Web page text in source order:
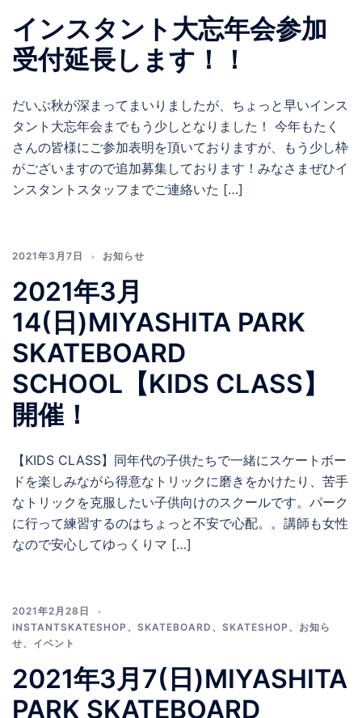
インスタント大忘年会参加
受付延長します！！
だいぶ秋が深まってまいりましたが、ちょっと早いインス
タント大忘年会までもう少しとなりました！ 今年もたく
さんの皆様にご参加表明を頂いておりますが、もう少し枠
がございますので追加募集しております！みなさまぜひイ
ンスタントスタッフまでご連絡いた […]
2021年3月7日 お知らせ
2021年3月
14(日)MIYASHITA PARK
SKATEBOARD
SCHOOL【KIDS CLASS】
開催！
【KIDS CLASS】同年代の子供たちで一緒にスケートボー
ドを楽しみながら得意なトリックに磨きをかけたり、苦手
なトリックを克服したい子供向けのスクールです。パーク
に行って練習するのはちょっと不安で心配。。講師も女性
なので安心してゆっくりマ […]
2021年2月28日
INSTANTSKATESHOP 、 SKATEBOARD 、 SKATESHOP 、 お知ら
せ、 イベント
2021年3月7(日)MIYASHITA
PARK SKATEBOARD